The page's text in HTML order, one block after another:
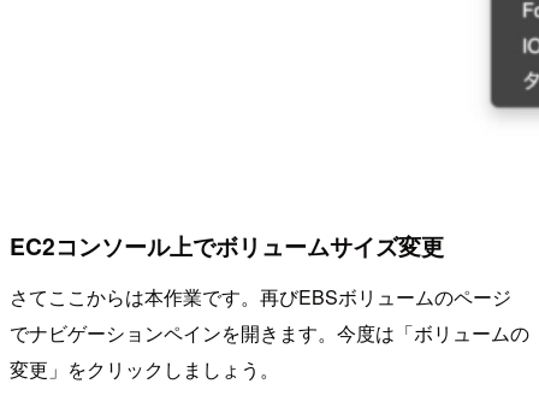
EC2コンソール上でボリュームサイズ変更
さてここからは本作業です。再びEBSボリュームのページ
でナビゲーションペインを開きます。今度は「ボリュームの
変更」をクリックしましょう。